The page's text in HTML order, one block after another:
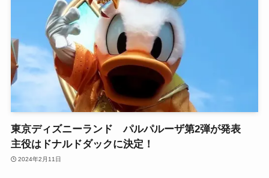
東京ディズニーランド パルパルーザ第2弾が発表
主役はドナルドダックに決定！
2024年2月11日